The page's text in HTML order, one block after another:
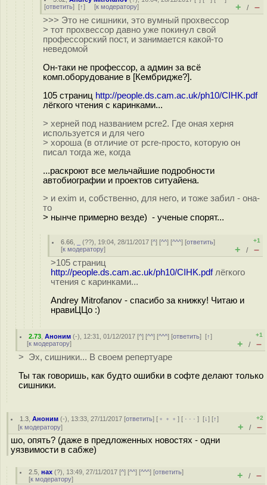
[ответить] [↑] [к модератору] + / –
>>> Это не сишники, это вумный прохвессор
> тот прохвессор давно уже покинул свой
профессорский пост, и занимается какой-то
неведомой
Он-таки не профессор, а админ за всё
комп.оборудование в [Кембридже?].
105 страниц http://people.ds.cam.ac.uk/ph10/CIHK.pdf
лёгкого чтения с каринками...
> херней под названием pcre2. Где оная херня
используется и для чего
> хороша (в отличие от pcre-просто, которую он
писал тогда же, когда
...раскроют все мельчайшие подробности
автобиографии и проектов ситуайена.
> и exim и, собственно, для него, и тоже забил - она-
то
> нынче примерно везде) - ученые спорят...
6.66 (??), 19:04, 28/11/2017 [^] [^^] [^^^] [ответить]
[к модератору]
+1
+ / –
>105 страниц
http://people.ds.cam.ac.uk/ph10/CIHK.pdfлёгкого
чтения с каринками...
Andrey Mitrofanov - спасибо за книжку! Читаю и
нравиЦЦо :)
2.73 ,Аноним (-), 12:31, 01/12/2017 [^] [^^] [^^^] [ответить][↑]
[к модератору]
+1
+ / –
> Эх, сишники... В своем репертуаре
Ты так говоришь, как будто ошибки в софте делают только
сишники.
1.3 ,Аноним (-), 13:33, 27/11/2017 [ответить] [ ﹢﹢﹢] [ · · ·][↓] [↑]
[к модератору]
+2
+ / –
шо, опять? (даже в предложенных новостях - одни
уязвимости в сабже)
2.5 ,нах (?), 13:49, 27/11/2017 [^] [^^] [^^^] [ответить]
[к модератору] + / –